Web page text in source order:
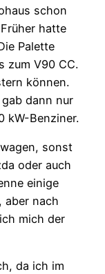
schon
hatte
Palette
zum V90 CC.
können.
dann nur
kW-Benziner.
sonst
oder auch
einige
aber nach
mich der
da ich im